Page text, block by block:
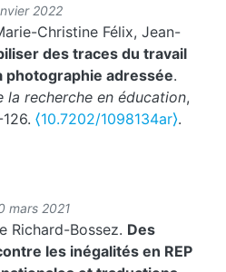
2022
Christine Félix, Jean-
des traces du travail
photographie adressée.
la recherche en éducation,
⟨10.7202/1098134ar⟩.
mars 2021
Richard-Bossez. Des
les inégalités en REP